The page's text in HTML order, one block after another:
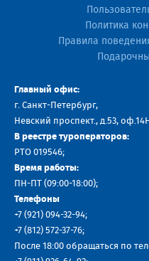
Политика
Правила
Главный офис:
г. Санкт-Петербург,
Невский проспект., д.53,
В реестре туроператоров:
РТО 019546;
Время работы:
ПН-ПТ (09:00-18:00);
Телефоны
+7 (921) 094-32-94;
+7 (812) 572-37-76;
После 18:00 обращаться по